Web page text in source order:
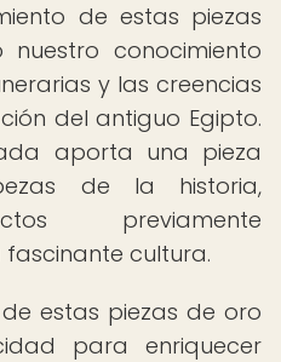
de estas piezas
conocimiento
y las creencias
del antiguo Egipto.
aporta una pieza
de la historia,
previamente
cultura.
estas piezas de oro
para enriquecer